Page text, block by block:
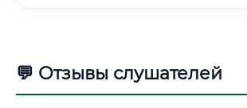
💬 Отзывы слушателей